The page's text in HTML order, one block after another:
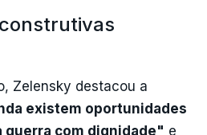
Zelensky destacou a
existem oportunidades
guerra com dignidade" e